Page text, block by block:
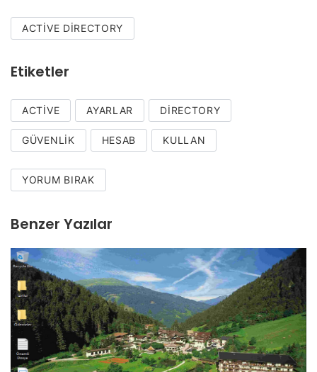
ACTIVE DIRECTORY
Etiketler
ACTIVE AYARLAR DIRECTORY
GÜVENLIK HESAB KULLAN
YORUM BIRAK
Benzer Yazılar